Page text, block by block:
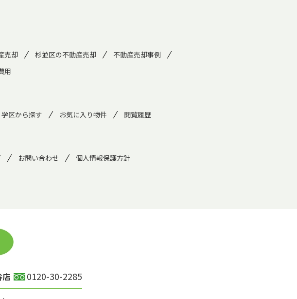
売却 杉並区の不動産売却
不動産売却事例
用
学区から探す お気に入り物件 閲覧履歴
お問い合わせ 個人情報保護方針
店 0120-30-2285